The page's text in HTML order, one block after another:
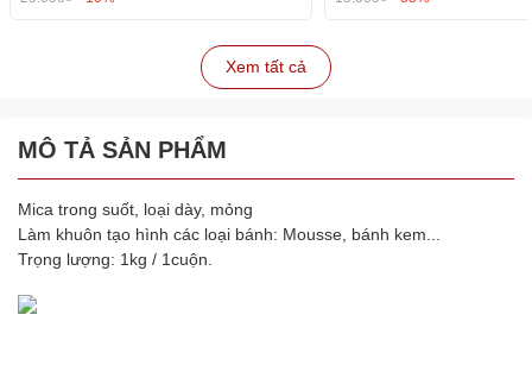
Xem tất cả
MÔ TẢ SẢN PHẨM
Mica trong suốt, loại dày, mỏng
Làm khuôn tạo hình các loại bánh: Mousse, bánh kem...
Trọng lượng: 1kg / 1cuộn.